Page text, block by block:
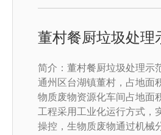
董村餐厨垃圾处理
简介：董村餐厨垃圾处理示
通州区台湖镇董村，占地面
物质废物资源化车间占地面
工程采用工业化运行方式，
操控，生物质废物通过机械